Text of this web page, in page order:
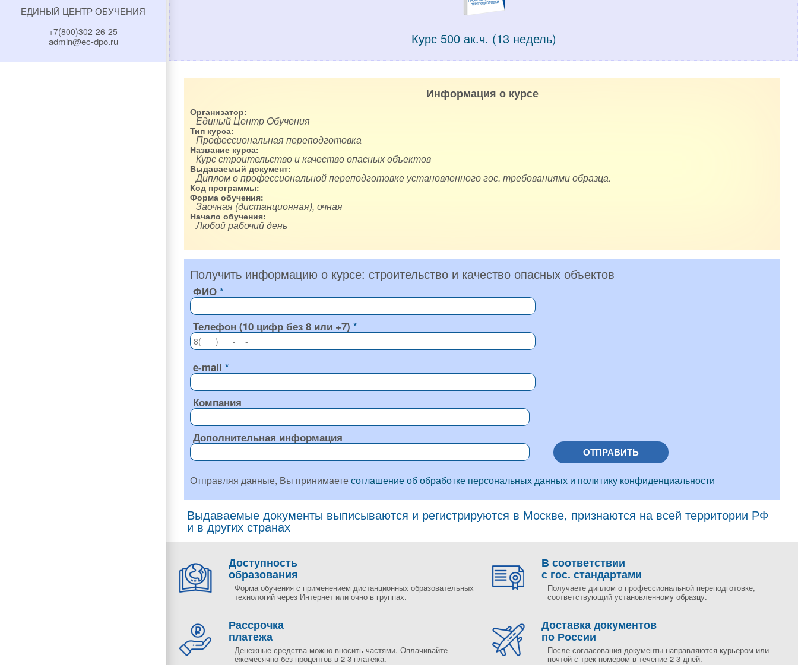
ЕДИНЫЙ ЦЕНТР ОБУЧЕНИЯ
+7(800)302-26-25
admin@ec-dpo.ru Курс 500 ак.ч. (13 недель)
Информация о курсе
Организатор:
Единый Центр Обучения
Тип курса:
Профессиональная переподготовка
Название курса:
Курс строительство и качество опасных объектов
Выдаваемый документ:
Диплом о профессиональной переподготовке установленного гос. требованиями образца.
Код программы:
Форма обучения:
Заочная (дистанционная), очная
Начало обучения:
Любой рабочий день
Получить информацию о курсе: строительство и качество опасных объектов
ФИО
Телефон (10 цифр без 8 или +7)
e-mail
Компания
Дополнительная информация
ОТПРАВИТЬ
Отправляя данные, Вы принимаетесоглашение об обработке персональных данных и политику конфиденциальности
Выдаваемые документы выписываются и регистрируются в Москве, признаются на всей территории РФ
и в других странах
Доступность
образования
Форма обучения с применением дистанционных образовательных
технологий через Интернет или очно в группах.
В соответствии
с гос. стандартами
Получаете диплом о профессиональной переподготовке,
соответствующий установленному образцу.
Рассрочка
платежа
Денежные средства можно вносить частями. Оплачивайте
ежемесячно без процентов в 2-3 платежа.
Доставка документов
по России
После согласования документы направляются курьером или
почтой с трек номером в течение 2-3 дней.